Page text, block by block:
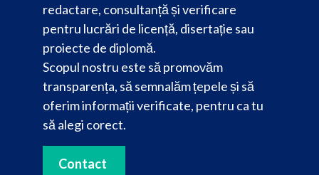
redactare, consultanță și verificare
pentru lucrări de licență, disertație sau
proiecte de diplomă.
Scopul nostru este să promovăm
transparența, să semnalăm țepele și să
oferim informații verificate, pentru ca tu
să alegi corect.
Contact